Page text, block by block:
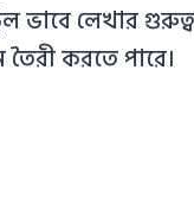
ভাবে লেখার
করতে পারে।